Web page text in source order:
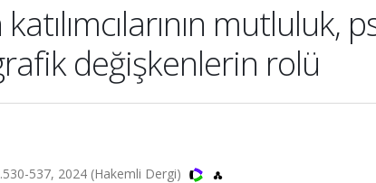
mutluluk,
değişkenlerin rolü
537, 2024 (Hakemli Dergi)